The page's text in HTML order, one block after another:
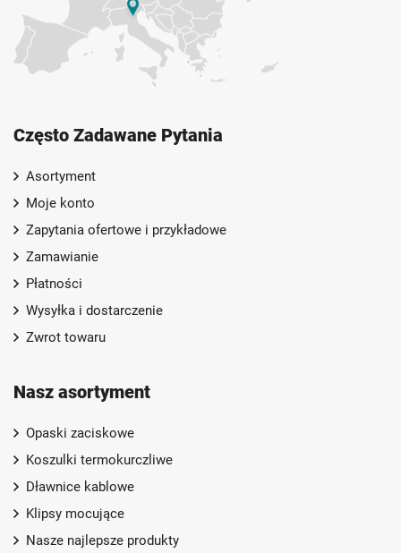
Często Zadawane Pytania
Asortyment
Moje konto
Zapytania ofertowe i przykładowe
Zamawianie
Płatności
Wysyłka i dostarczenie
Zwrot towaru
Nasz asortyment
Opaski zaciskowe
Koszulki termokurczliwe
Dławnice kablowe
Klipsy mocujące
Nasze najlepsze produkty